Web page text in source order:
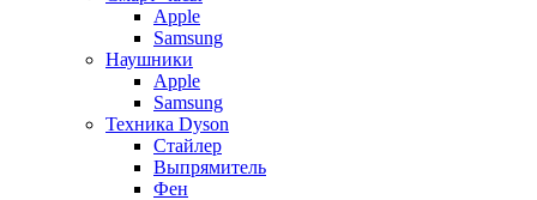
Apple
Samsung
Наушники
Apple
Samsung
Техника Dyson
Стайлер
Выпрямитель
Фен